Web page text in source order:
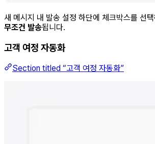
새 메시지 내 발송 설정 하단에 체크박스를 선
무조건 발송됩니다.
고객 여정 자동화
Section titled “고객 여정 자동화”